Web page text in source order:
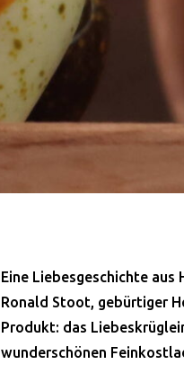
Eine Liebesgeschichte
Ronald Stoot, gebürtiger
Produkt: das
wunderschönen